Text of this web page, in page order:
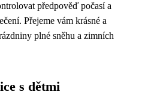
předpověď počasí a
Přejeme vám krásné a
plné sněhu a zimních
s dětmi